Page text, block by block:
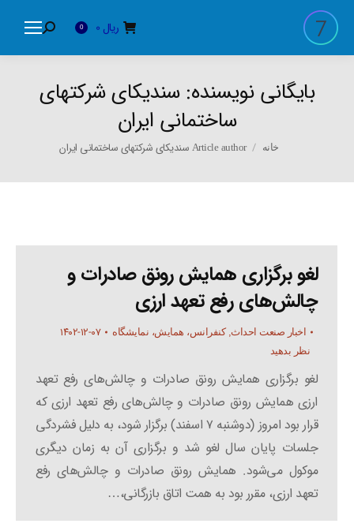
ریال 0
Search:
بایگانی نویسنده:سندیکای شرکتهای
ساختمانی ایران
You are here:
خانه Article author سندیکای شرکتهای ساختمانی ایران
لغو برگزاری همایش رونق صادرات و
چالش‌های رفع تعهد ارزی
اخبار صنعت احداث,کنفرانس، همایش، نمایشگاه ۱۴۰۲-۱۲-۰۷
نظر بدهید
لغو برگزاری همایش رونق صادرات و چالش‌های رفع تعهد
ارزی همایش رونق صادرات و چالش‌های رفع تعهد ارزی که
قرار بود امروز (دوشنبه ۷ اسفند) برگزار شود، به دلیل فشردگی
جلسات پایان سال لغو شد و برگزاری آن به زمان دیگری
موکول می‌شود. همایش رونق صادرات و چالش‌های رفع
تعهد ارزی، مقرر بود به همت اتاق بازرگانی،…